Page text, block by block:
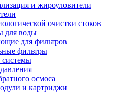
и жироуловители
очистки стоков
для воды
для фильтров
фильтры
осмоса
и картриджи